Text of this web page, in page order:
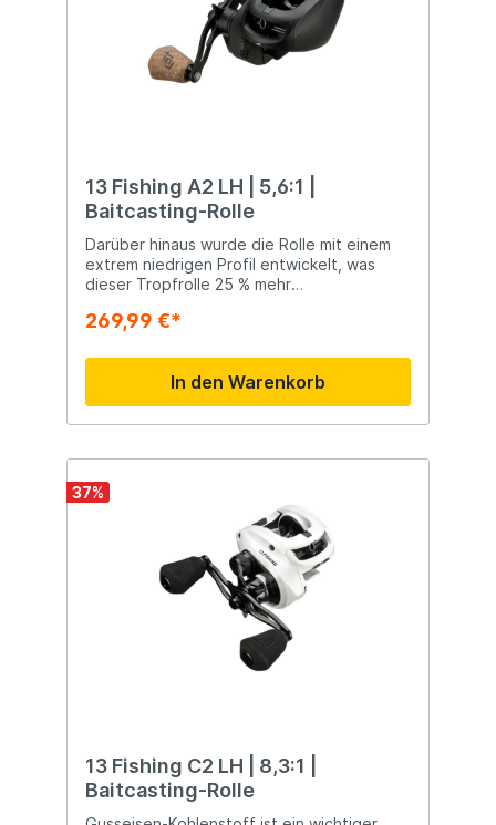
13 Fishing A2 LH | 5,6:1 |
Baitcasting-Rolle
Darüber hinaus wurde die Rolle mit einem
extrem niedrigen Profil entwickelt, was
dieser Tropfrolle 25 % mehr
eine handliche Größe beibehält. Das
Designintelligenz durch Funktionen wie: die
Railed Clutch Cam, Gen II Line Guide und
ein neuer Wasserkanalrahmen. Das neue
reibungsarme Bremssystem bietet Anglern
Ködergewichte. Schließlich ist die Rolle mit
einzigartigen und patentierten 13
Angelfunktionen ausgestattet, wie der
Arrowhead-Schnurführung, der Beetle Wing
Rapid Access-Seitenplatte und dem
integrierten Hakenhalter KeepR.
269,99 €*
In den Warenkorb
37%
13 Fishing C2 LH | 8,3:1 |
Baitcasting-Rolle